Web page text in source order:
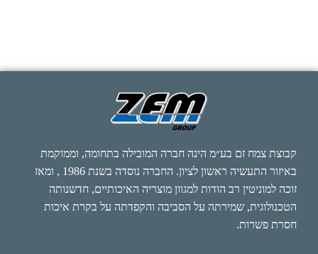
קבוצת צמח זם בע״מ הינה חברה המובילה בתחומה, וממוקמת
באיזור התעשיה ראשון לציון. החברה נוסדה בשנת 1986 , ומאז
זוכה למוניטין רב הודות למגוון מוצריה האיכותיים, חדשנותה
הטכנולוגית, שמירתה על הסביבה והקפדתה על בקרת איכות
חסרת פשרות.